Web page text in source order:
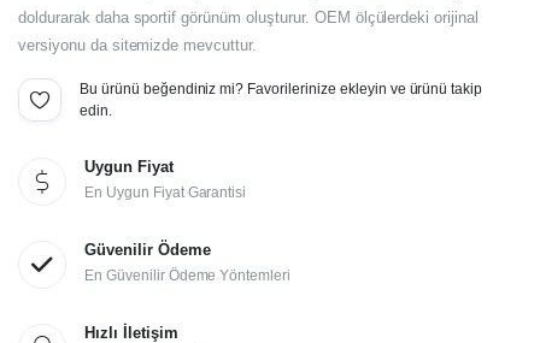
doldurarak daha sportif görünüm oluşturur. OEM ölçülerdeki orijinal
versiyonu da sitemizde mevcuttur.
Bu ürünü beğendiniz mi? Favorilerinize ekleyin ve ürünü takip
edin.
Uygun Fiyat
En Uygun Fiyat Garantisi
Güvenilir Ödeme
En Güvenilir Ödeme Yöntemleri
Hızlı İletişim